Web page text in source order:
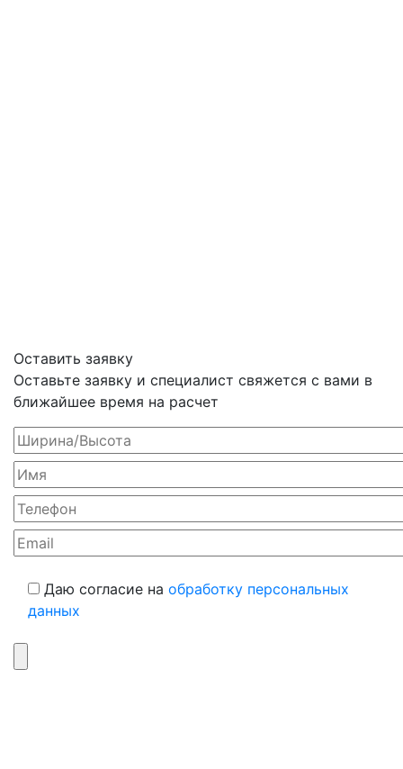
Оставить заявку
Оставьте заявку и специалист свяжется с вами в
ближайшее время на расчет
Даю согласие на обработку персональных
данных